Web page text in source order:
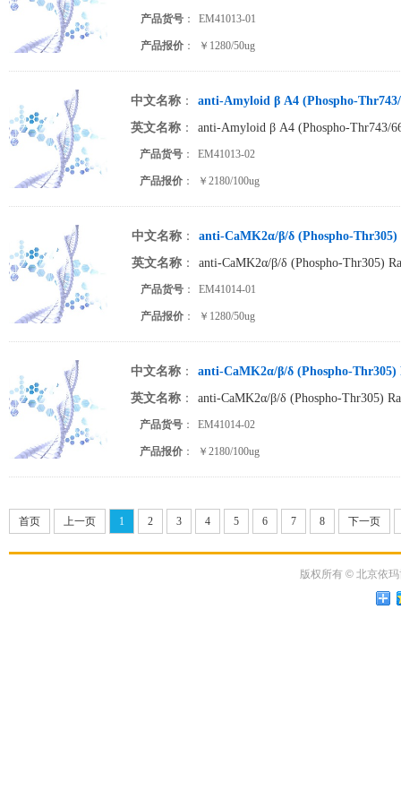
产品货号 ： EM41013-01
产品报价 ： ￥1280/50ug
中文名称 ：
anti-Amyloid β A4 (Phospho-
英文名称 ： anti-Amyloid β A4 (Phospho-Thr743/
产品货号 ： EM41013-02
产品报价 ： ￥2180/100ug
中文名称 ：
anti-CaMK2α/β/δ (Phospho-
英文名称 ： anti-CaMK2α/β/δ (Phospho-Thr305)
产品货号 ： EM41014-01
产品报价 ： ￥1280/50ug
中文名称 ：
anti-CaMK2α/β/δ (Phospho-
英文名称 ： anti-CaMK2α/β/δ (Phospho-Thr305)
产品货号 ： EM41014-02
产品报价 ： ￥2180/100ug
首页 上一页 1 2 3 4 5 6 7 8 下一页
版权所有 ©北京依玛